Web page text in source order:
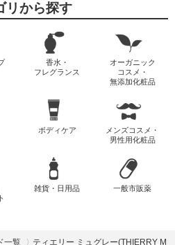
リから探す
香水・
フレグランス
オーガニック
コスメ・
無添加化粧品
ボディケア
メンズコスメ・
男性用化粧品
雑貨・日用品 一般市販薬
一覧
ティエリー ミュグレー(THIERRY M